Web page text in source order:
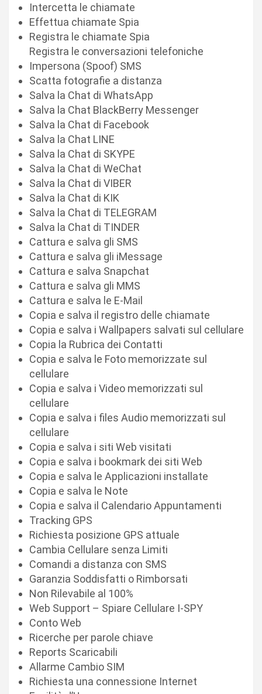
Intercetta le chiamate
Effettua chiamate Spia
Registra le chiamate Spia
Registra le conversazioni telefoniche
Impersona (Spoof) SMS
Scatta fotografie a distanza
Salva la Chat di WhatsApp
Salva la Chat BlackBerry Messenger
Salva la Chat di Facebook
Salva la Chat LINE
Salva la Chat di SKYPE
Salva la Chat di WeChat
Salva la Chat di VIBER
Salva la Chat di KIK
Salva la Chat di TELEGRAM
Salva la Chat di TINDER
Cattura e salva gli SMS
Cattura e salva gli iMessage
Cattura e salva Snapchat
Cattura e salva gli MMS
Cattura e salva le E-Mail
Copia e salva il registro delle chiamate
Copia e salva i Wallpapers salvati sul cellulare
Copia la Rubrica dei Contatti
Copia e salva le Foto memorizzate sul
cellulare
Copia e salva i Video memorizzati sul
cellulare
Copia e salva i files Audio memorizzati sul
cellulare
Copia e salva i siti Web visitati
Copia e salva i bookmark dei siti Web
Copia e salva le Applicazioni installate
Copia e salva le Note
Copia e salva il Calendario Appuntamenti
Tracking GPS
Richiesta posizione GPS attuale
Cambia Cellulare senza Limiti
Comandi a distanza con SMS
Garanzia Soddisfatti o Rimborsati
Non Rilevabile al 100%
Web Support – Spiare Cellulare I-SPY
Conto Web
Ricerche per parole chiave
Reports Scaricabili
Allarme Cambio SIM
Richiesta una connessione Internet